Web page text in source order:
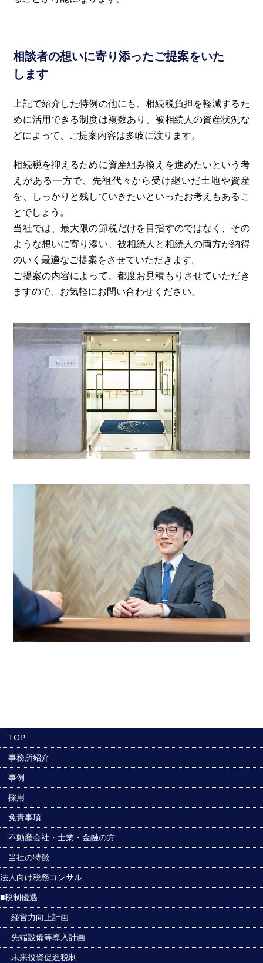
相談者の想いに寄り添ったご提案をいた
します
上記で紹介した特例の他にも、相続税負担を軽減するた
めに活用できる制度は複数あり、被相続人の資産状況な
どによって、ご提案内容は多岐に渡ります。
相続税を抑えるために資産組み換えを進めたいという考
えがある一方で、先祖代々から受け継いだ土地や資産
を、しっかりと残していきたいといったお考えもあるこ
とでしょう。
当社では、最大限の節税だけを目指すのではなく、その
ような想いに寄り添い、被相続人と相続人の両方が納得
のいく最適なご提案をさせていただきます。
ご提案の内容によって、都度お見積もりさせていただき
ますので、お気軽にお問い合わせください。
TOP
事務所紹介
事例
採用
免責事項
不動産会社・士業・金融の方
当社の特徴
法人向け税務コンサル
■税制優遇
-経営力向上計画
-先端設備等導入計画
-未来投資促進税制